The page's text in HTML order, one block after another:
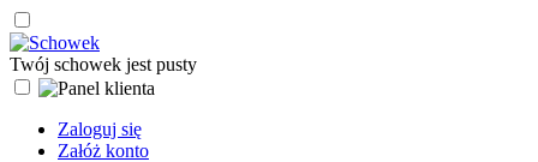
Twój schowek jest pusty
Zaloguj się
Załóż konto